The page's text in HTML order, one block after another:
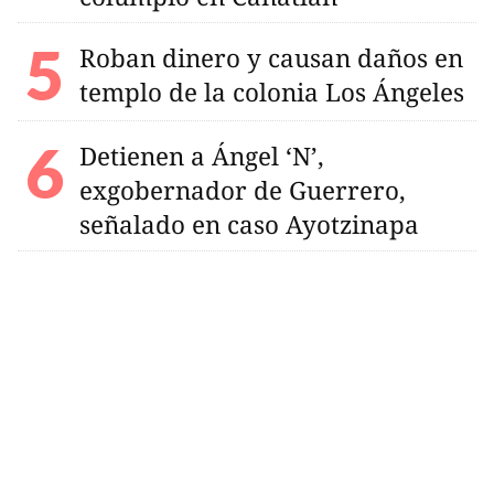
Roban dinero y causan daños en
templo de la colonia Los Ángeles
Detienen a Ángel ‘N’,
exgobernador de Guerrero,
señalado en caso Ayotzinapa